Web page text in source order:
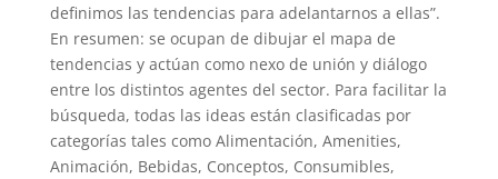
definimos las tendencias para adelantarnos a ellas”.
En resumen: se ocupan de dibujar el mapa de
tendencias y actúan como nexo de unión y diálogo
entre los distintos agentes del sector. Para facilitar la
búsqueda, todas las ideas están clasificadas por
categorías tales como Alimentación, Amenities,
Animación, Bebidas, Conceptos, Consumibles,